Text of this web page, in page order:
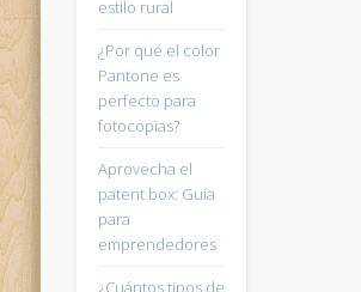
estilo rural
¿Por qué el color
Pantone es
perfecto para
fotocopias?
Aprovecha el
patent box: Guía
para
emprendedores
¿Cuántos tipos de